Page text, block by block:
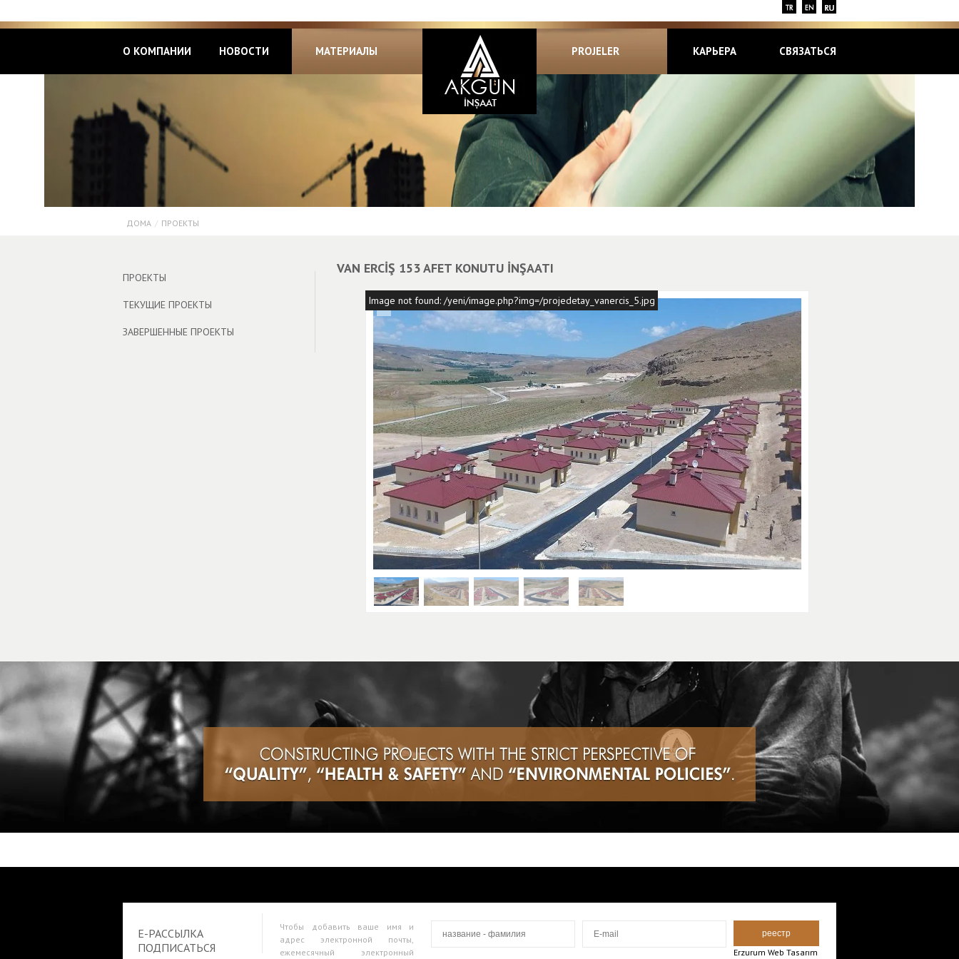
О КОМПАНИИ НОВОСТИ МАТЕРИАЛЫ СВЯЗАТЬСЯ
КАРЬЕРА
PROJELER
ДОМА / ПРОЕКТЫ
ПРОЕКТЫ
ТЕКУЩИЕ ПРОЕКТЫ
ЗАВЕРШЕННЫЕ ПРОЕКТЫ
VAN ERCİŞ 153 AFET KONUTU İNŞAATI
Image not found: /yeni/image.php?img=/projedetay_vanercis_5.jpg
E-РАССЫЛКА
ПОДПИСАТЬСЯ
Чтобы добавить ваше имя и
адрес электронной почты,
ежемесячный электронный
Erzurum Web Tasarım